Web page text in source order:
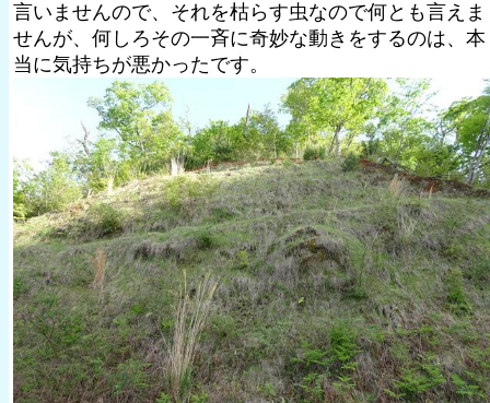
言いませんので、それを枯らす虫なので何とも言えま
せんが、何しろその一斉に奇妙な動きをするのは、本
当に気持ちが悪かったです。